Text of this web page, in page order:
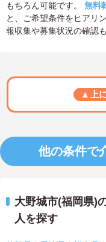
もちろん可能です。 無料
と、ご希望条件をヒアリ
報収集や募集状況の確認
▲上
他の条件で
大野城市(福岡県)
人を探す